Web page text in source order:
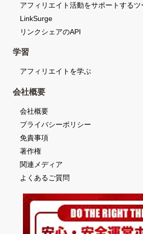
アフィリエイト活動をサポートするツ
LinkSurge
リンクシェアのAPI
学習
アフィリエイトを学ぶ
会社概要
会社概要
プライバシーポリシー
免責事項
著作権
関連メディア
よくあるご質問